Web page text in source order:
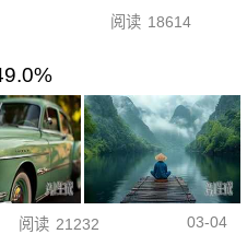
阅读 18614
阅读 21232 03-04